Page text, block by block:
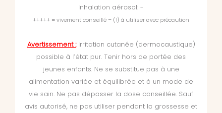
Inhalation aérosol: -
+++++ = vivement conseillé – (!) à utiliser avec précaution
Avertissement : Irritation cutanée (dermocaustique)
possible à l’état pur. Tenir hors de portée des
jeunes enfants. Ne se substitue pas à une
alimentation variée et équilibrée et à un mode de
vie sain. Ne pas dépasser la dose conseillée. Sauf
avis autorisé, ne pas utiliser pendant la grossesse et